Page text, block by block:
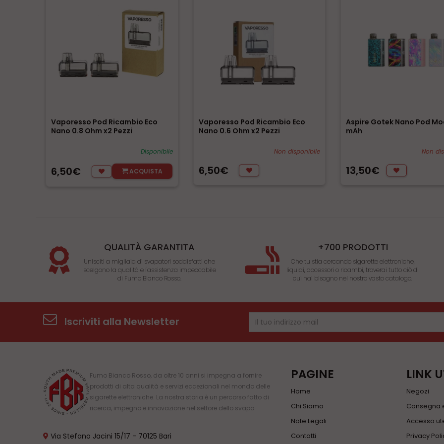
Vaporesso Pod Ricambio Eco
Nano 0.8 Ohm x2 Pezzi
Disponibile
6,50€ ACQUISTA
Vaporesso Pod Ricambio Eco
Nano 0.6 Ohm x2 Pezzi
Non disponibile
6,50€
Aspire Gotek Nano Pod
mAh
Non
13,50€
QUALITÀ GARANTITA
Unisciti a migliaia di svapatori soddisfatti che
scelgono la qualità e l'assistenza impeccabile
di Fumo Bianco Rosso.
+700 PRODOTTI
Che tu stia cercando sigarette elettroniche,
liquidi, accessori o ricambi, troverai tutto ciò di
cui hai bisogno nel nostro vasto catalogo.
Iscriviti alla Newsletter
Fumo Bianco Rosso, da oltre 10 anni si impegna a fornire
prodotti di alta qualità e servizi eccezionali nel mondo delle
sigarette elettroniche. La nostra storia è un percorso fatto di
ricerca, impegno e innovazione nel settore dello svapo.
Via Stefano Jacini 15/17 - 70125 Bari
PAGINE
Home
Chi Siamo
Note Legali
Contatti
LINK
Negozi
Consegna
Accesso
Privacy